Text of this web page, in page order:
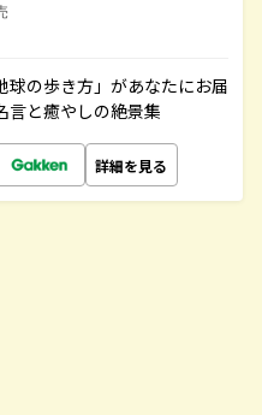
の歩き方」があなたにお届
言と癒やしの絶景集
詳細を見る